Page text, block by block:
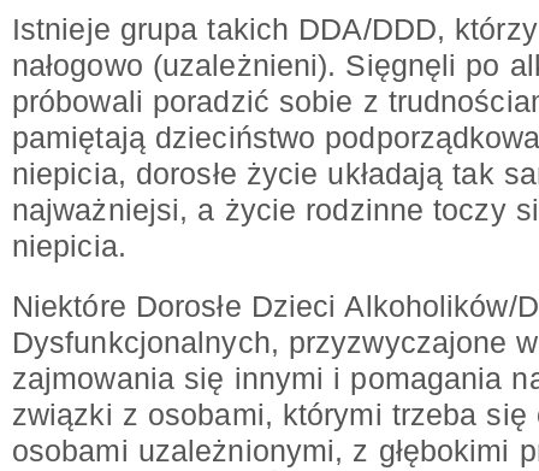
Istnieje grupa takich DDA/DDD,
nałogowo (uzależnieni). Sięgnęli po
próbowali poradzić sobie z
pamiętają dzieciństwo
niepicia, dorosłe życie układają tak
najważniejsi, a życie rodzinne toczy
niepicia.
Niektóre Dorosłe Dzieci Alkoholików/
Dysfunkcjonalnych, przyzwyczajone
zajmowania się innymi i pomagania
związki z osobami, którymi trzeba się
osobami uzależnionymi, z głębokimi